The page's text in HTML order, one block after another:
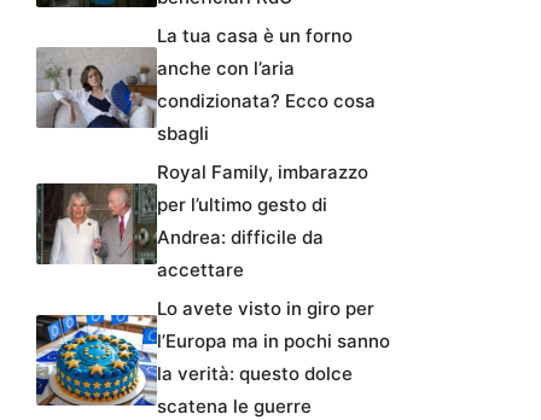
La tua casa è un forno
anche con l’aria
condizionata? Ecco cosa
sbagli
Royal Family, imbarazzo
per l’ultimo gesto di
Andrea: difficile da
accettare
Lo avete visto in giro per
l’Europa ma in pochi sanno
la verità: questo dolce
scatena le guerre